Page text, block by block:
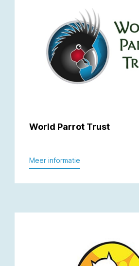
World Parrot Trust
Meer informatie